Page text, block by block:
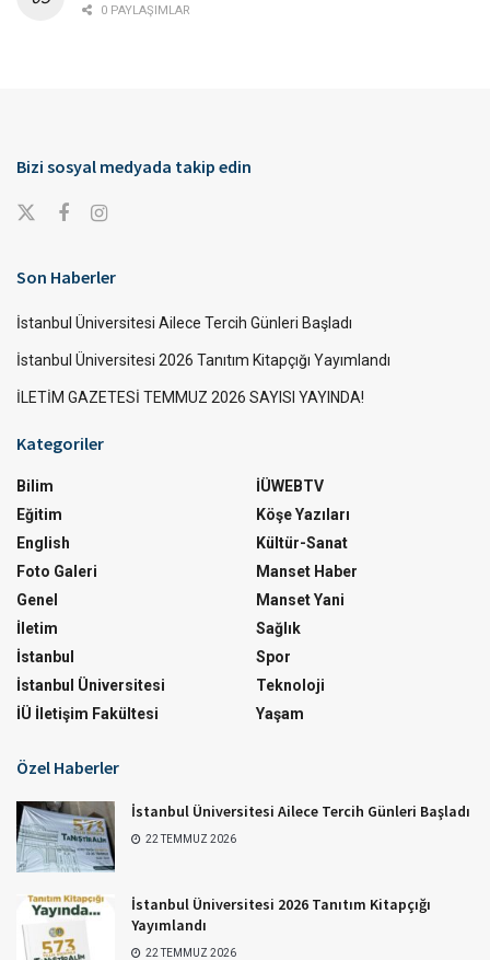
0 PAYLAŞIMLAR
Bizi sosyal medyada takip edin
Son Haberler
İstanbul Üniversitesi Ailece Tercih Günleri Başladı
İstanbul Üniversitesi 2026 Tanıtım Kitapçığı Yayımlandı
İLETİM GAZETESİ TEMMUZ 2026 SAYISI YAYINDA!
Kategoriler
Bilim
Eğitim
English
Foto Galeri
Genel
İletim
İstanbul
İstanbul Üniversitesi
İÜ İletişim Fakültesi
İÜWEBTV
Köşe Yazıları
Kültür-Sanat
Manset Haber
Manset Yani
Sağlık
Spor
Teknoloji
Yaşam
Özel Haberler
İstanbul Üniversitesi Ailece Tercih Günleri Başladı
22 TEMMUZ 2026
İstanbul Üniversitesi 2026 Tanıtım Kitapçığı
Yayımlandı
22 TEMMUZ 2026